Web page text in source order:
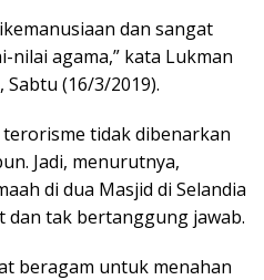
dan sangat
agama,” kata Lukman
(16/3/2019).
tidak dibenarkan
Jadi, menurutnya,
di dua Masjid di Selandia
dan tak bertanggung jawab.
beragam untuk menahan